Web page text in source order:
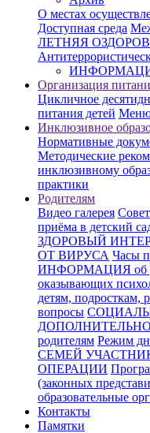
О местах
Доступная среда
ЛЕТНЯЯ
Организация
Цикличное
питания детей
Инклюзивное
Нормативные
Методические
инклюзивному
практики
Родителям
Видео галерея
приёма в детский
ЗДОРОВЫЙ
ОТ ВИРУСА Часы
ИНФОРМАЦИЯ об
оказывающих
детям, подросткам,
вопросы
родителям Режим
СЕМЕЙ
ОПЕРАЦИИ
(законных
образовательные
Контакты
Памятки